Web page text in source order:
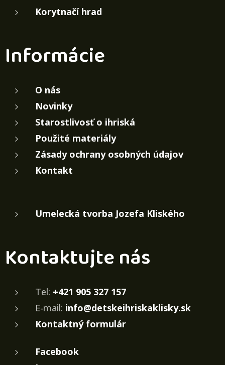
Korytnačí hrad
Informácie
O nás
Novinky
Starostlivosť o ihriská
Použité materiály
Zásady ochrany osobných údajov
Kontakt
Umelecká tvorba Jozefa Kliského
Kontaktujte nás
Tel: +421 905 327 157
E-mail: info@detskeihriskaklisky.sk
Kontaktný formulár
Facebook